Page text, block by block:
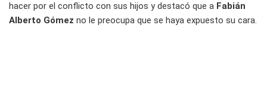
hacer por el conflicto con sus hijos y destacó que a Fabián
Alberto Gómez no le preocupa que se haya expuesto su cara.